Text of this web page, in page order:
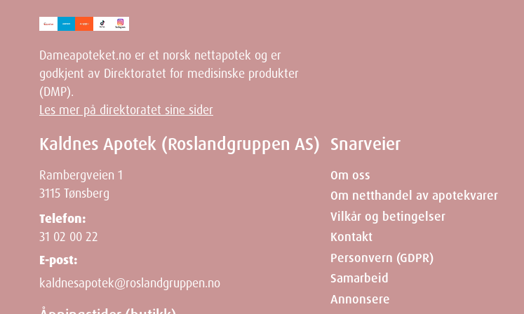
Ingredienser
Aqua, Citric acid , Urea, Xanthan Gum, Glycerin, Isopropyl Alcohol, Sodium Benzoate, Panthenol,
Sodium Benzotriazolyl Butylphenol Sulfonate.
Dimensjoner
Width
Height
Depth
Dameapoteket.no er et norsk nettapotek og er
godkjent av Direktoratet for medisinske produkter
(DMP).
Les mer på direktoratet sine sider
Kaldnes Apotek (Roslandgruppen AS)
Rambergveien 1
3115 Tønsberg
Telefon:
31 02 00 22
E-post:
kaldnesapotek@roslandgruppen.no
Snarveier
Om oss
Om netthandel av apotekvarer
Vilkår og betingelser
Kontakt
Personvern (GDPR)
Samarbeid
Annonsere